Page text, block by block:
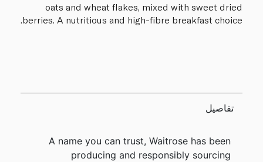
oats and wheat flakes, mixed with sweet dried
berries. A nutritious and high-fibre breakfast choice.
تفاصيل
A name you can trust, Waitrose has been
producing and responsibly sourcing